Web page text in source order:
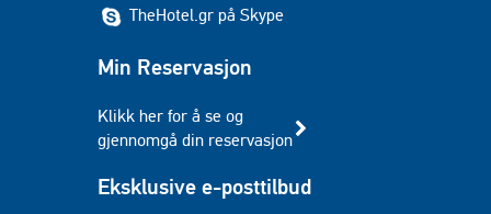
TheHotel.gr på Skype
Min Reservasjon
Klikk her for å se og
gjennomgå din reservasjon
Eksklusive e-posttilbud